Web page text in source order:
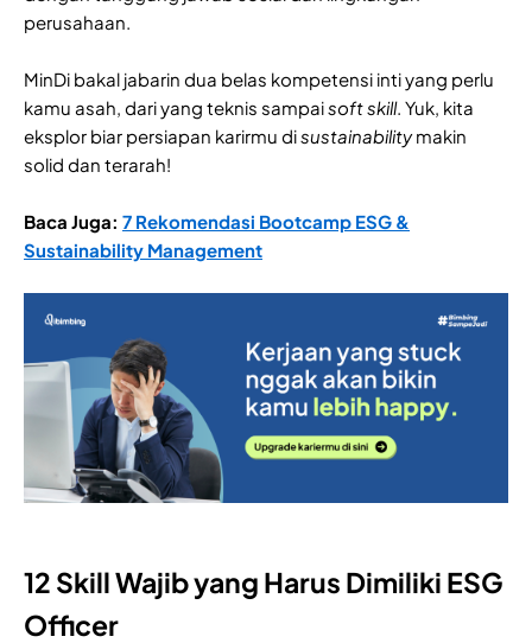
perusahaan.
MinDi bakal jabarin dua belas kompetensi inti yang perlu
kamu asah, dari yang teknis sampaisoft skill. Yuk, kita
eksplor biar persiapan karirmu disustainabilitymakin
solid dan terarah!
Baca Juga: 7 Rekomendasi Bootcamp ESG &
Sustainability Management
12 Skill Wajib yang Harus Dimiliki ESG
Officer